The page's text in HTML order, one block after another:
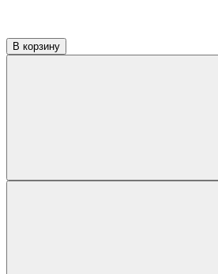
В корзину